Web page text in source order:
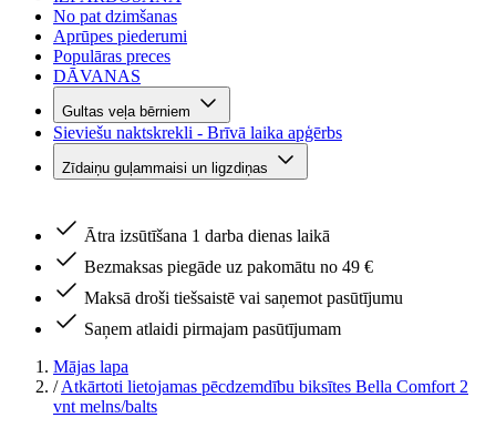
No pat dzimšanas
Aprūpes piederumi
Populāras preces
DĀVANAS
Gultas veļa bērniem
Sieviešu naktskrekli - Brīvā laika apģērbs
Zīdaiņu guļammaisi un ligzdiņas
Ātra izsūtīšana 1 darba dienas laikā
Bezmaksas piegāde uz pakomātu no 49 €
Maksā droši tiešsaistē vai saņemot pasūtījumu
Saņem atlaidi pirmajam pasūtījumam
Mājas lapa
/ Atkārtoti lietojamas pēcdzemdību biksītes Bella Comfort 2
vnt melns/balts